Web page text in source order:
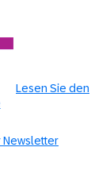
Lesen Sie den
Newsletter